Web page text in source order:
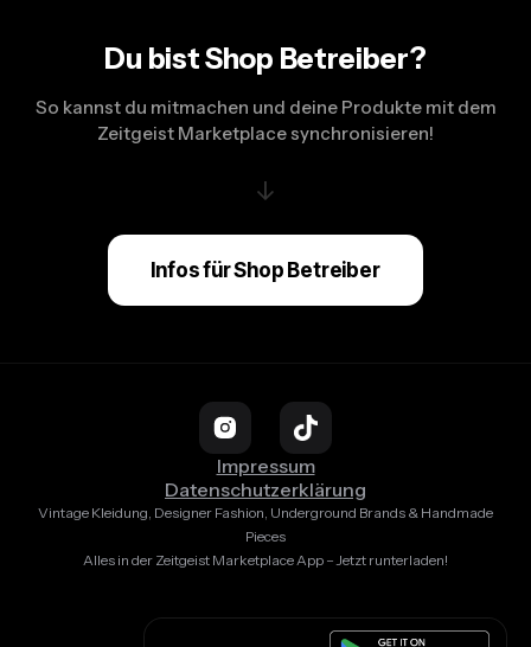
Du bist Shop Betreiber?
So kannst du mitmachen und deine Produkte mit dem
Zeitgeist Marketplace synchronisieren!
↓
Infos für Shop Betreiber
Impressum
Datenschutzerklärung
Vintage Kleidung, Designer Fashion, Underground Brands & Handmade
Pieces
Alles in der Zeitgeist Marketplace App – Jetzt runterladen!